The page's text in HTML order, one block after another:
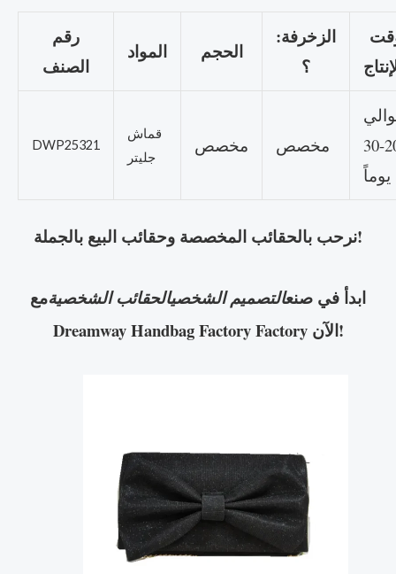
رقم
الصنف
المواد الحجم
الزخرفة:
؟
DWP25321
قماش
جليتر
مخصص مخصص
20-30
يوماً
نرحب بالحقائب المخصصة وحقائب البيع بالجملة!
ابدأ في صنعالتصميم الشخصيالحقائب الشخصيةمع
Dreamway Handbag Factory Factory الآن!